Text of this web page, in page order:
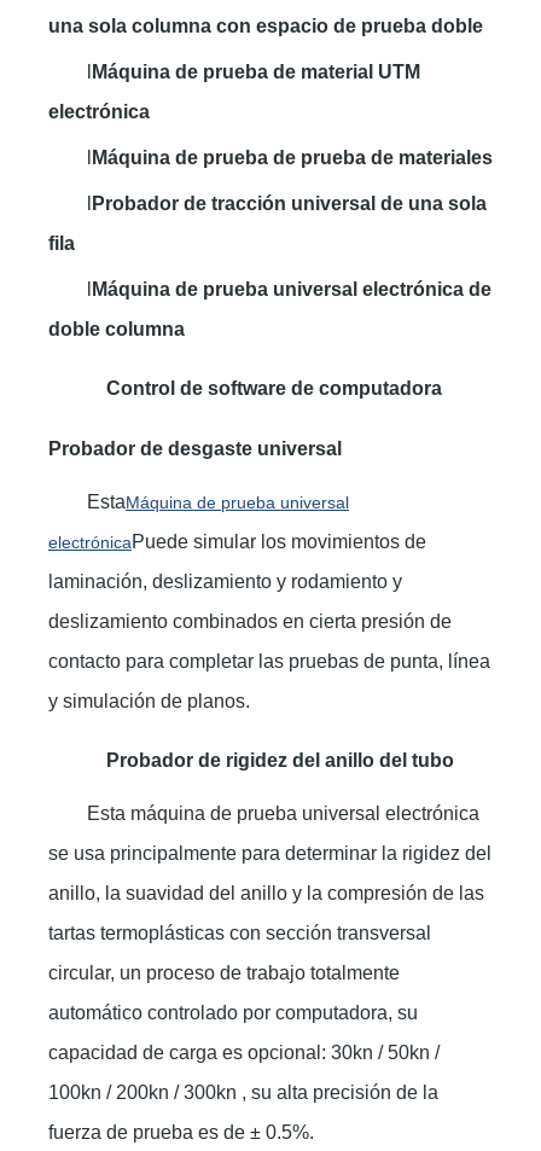
una sola columna con espacio de prueba doble
Máquina de prueba de material UTM
electrónica
Máquina de prueba de prueba de materiales
Probador de tracción universal de una sola
fila
Máquina de prueba universal electrónica de
doble columna
Control de software de computadora
Probador de desgaste universal
EstaMáquina de prueba universal
electrónicaPuede simular los movimientos de
laminación, deslizamiento y rodamiento y
deslizamiento combinados en cierta presión de
contacto para completar las pruebas de punta, línea
y simulación de planos.
Probador de rigidez del anillo del tubo
Esta máquina de prueba universal electrónica
se usa principalmente para determinar la rigidez del
anillo, la suavidad del anillo y la compresión de las
tartas termoplásticas con sección transversal
circular, un proceso de trabajo totalmente
automático controlado por computadora, su
capacidad de carga es opcional: 30kn / 50kn /
100kn / 200kn / 300kn , su alta precisión de la
fuerza de prueba es de ± 0.5%.